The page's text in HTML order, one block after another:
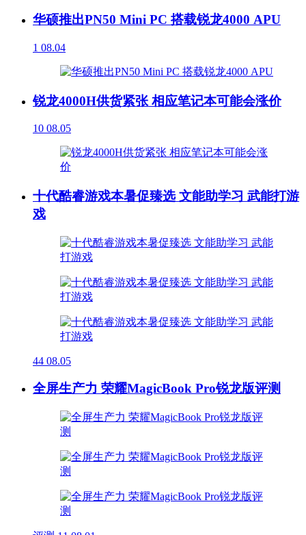
华硕推出PN50 Mini PC 搭载锐龙4000 APU
1 08.04
锐龙4000H供货紧张 相应笔记本可能会涨价
10 08.05
十代酷睿游戏本暑促臻选 文能助学习 武能打游
戏
44 08.05
全屏生产力 荣耀MagicBook Pro锐龙版评测